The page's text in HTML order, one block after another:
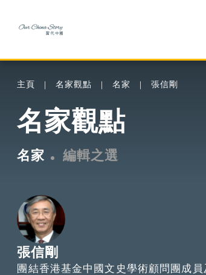
主頁 名家觀點 名家 張信剛
名家觀點
名家 編輯之選
張信剛
團結香港基金中國文史學術顧問團成